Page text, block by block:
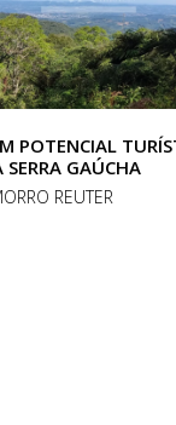
POTENCIAL
SERRA GAÚCHA
REUTER